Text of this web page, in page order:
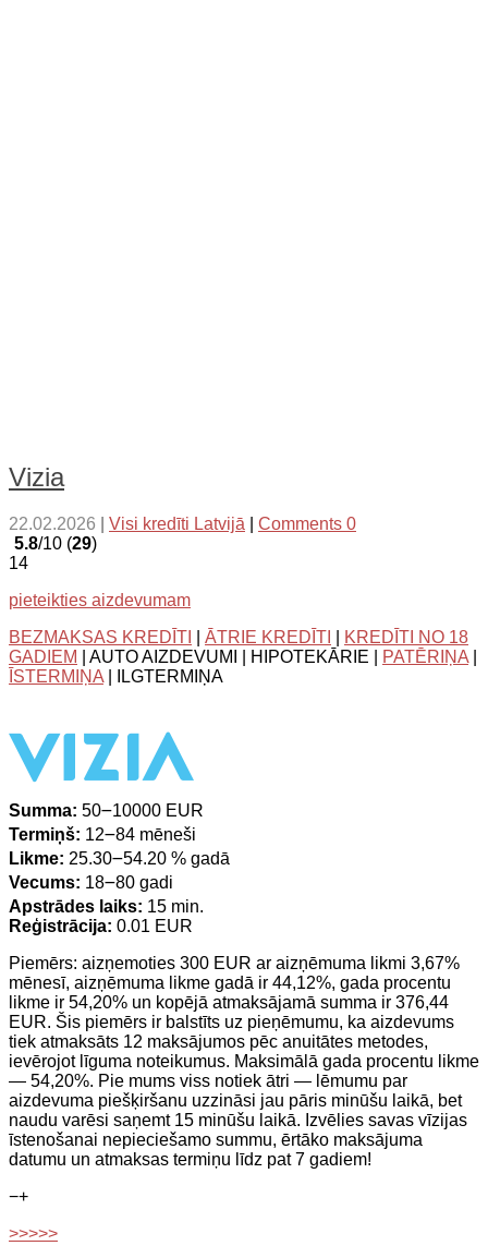
Vizia
22.02.2026 Visi kredīti Latvijā
Comments 0
5.8/10 (29)
14
pieteikties aizdevumam
BEZMAKSAS KREDĪTI
ĀTRIE KREDĪTI
KREDĪTI NO 18
GADIEM
| AUTO AIZDEVUMI | HIPOTEKĀRIE | PATĒRIŅA
ĪSTERMIŅA | ILGTERMIŅA
Summa: 50౼10000 EUR
Termiņš: 12౼84 mēneši
Likme: 25.30౼54.20 % gadā
Vecums: 18౼80 gadi
Apstrādes laiks: 15 min.
Reģistrācija: 0.01 EUR
Piemērs: aizņemoties 300 EUR ar aizņēmuma likmi 3,67%
mēnesī, aizņēmuma likme gadā ir 44,12%, gada procentu
likme ir 54,20% un kopējā atmaksājamā summa ir 376,44
EUR. Šis piemērs ir balstīts uz pieņēmumu, ka aizdevums
tiek atmaksāts 12 maksājumos pēc anuitātes metodes,
ievērojot līguma noteikumus. Maksimālā gada procentu likme
— 54,20%. Pie mums viss notiek ātri — lēmumu par
aizdevuma piešķiršanu uzzināsi jau pāris minūšu laikā, bet
naudu varēsi saņemt 15 minūšu laikā. Izvēlies savas vīzijas
īstenošanai nepieciešamo summu, ērtāko maksājuma
datumu un atmaksas termiņu līdz pat 7 gadiem!
−+
>>>>>